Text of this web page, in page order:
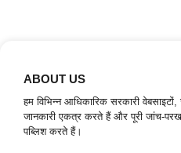
ABOUT US
हम विभिन्न आधिकारिक सरकारी
जानकारी एकत्र करते हैं और पूरी जांच-
पब्लिश करते हैं।